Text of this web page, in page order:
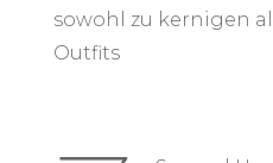
sowohl zu kernigen
Outfits